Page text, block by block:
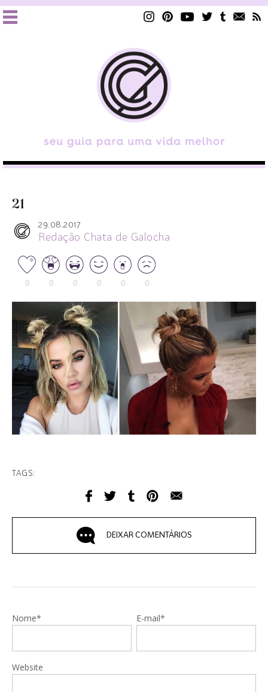
21
29.08.2017
Redação Chata de Galocha
0 0 0 0 0 0
TAGS:
DEIXAR COMENTÁRIOS
Nome* E-mail*
Website